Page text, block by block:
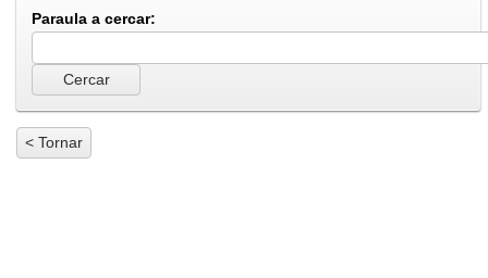
Paraula a cercar:
< Tornar